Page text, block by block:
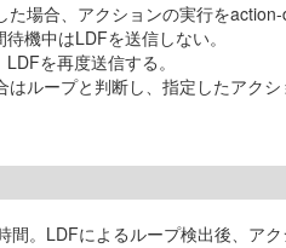
場合、アクションの実行をaction-
機中はLDFを送信しない。
を再度送信する。
ループと判断し、指定したアクシ
間。LDFによるループ検出後、ア